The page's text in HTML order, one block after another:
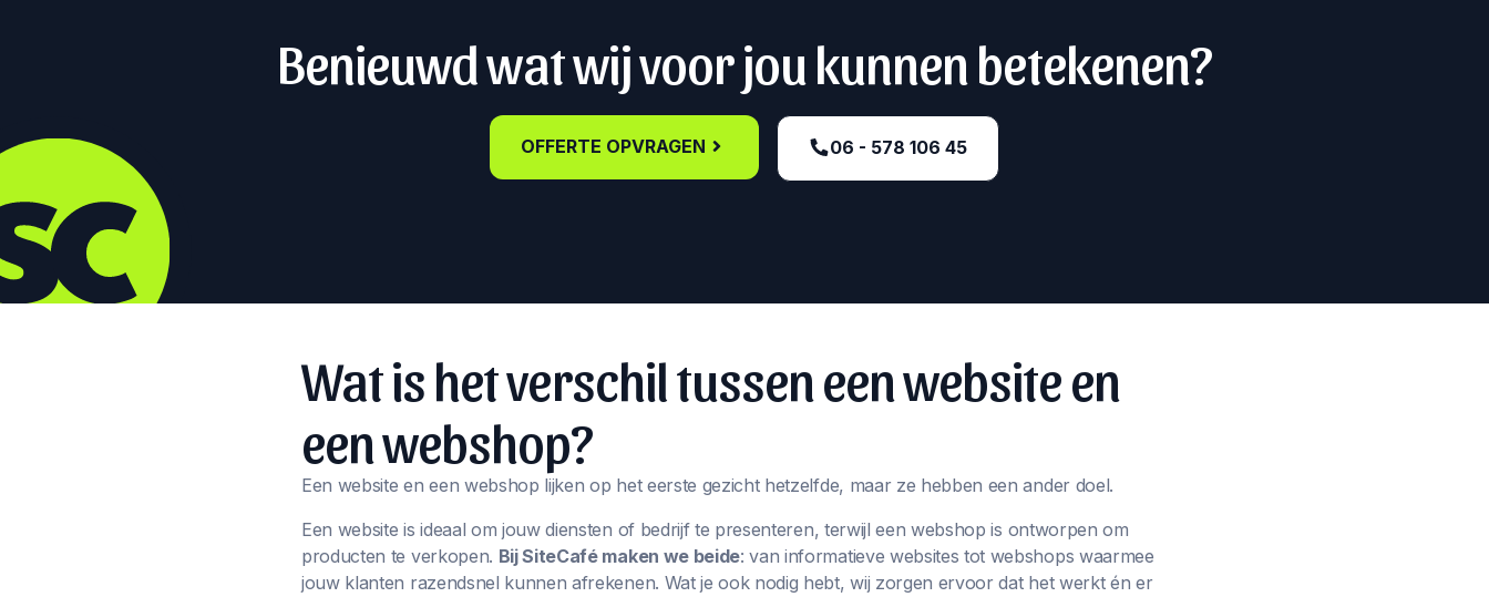
Benieuwd wat wij voor jou kunnen betekenen?
OFFERTE OPVRAGEN 06 - 578 106 45‬
Wat is het verschil tussen een website en
een webshop?
Een website en een webshop lijken op het eerste gezicht hetzelfde, maar ze hebben een ander doel.
Een website is ideaal om jouw diensten of bedrijf te presenteren, terwijl een webshop is ontworpen om
producten te verkopen. Bij SiteCafé maken we beide: van informatieve websites tot webshops waarmee
jouw klanten razendsnel kunnen afrekenen. Wat je ook nodig hebt, wij zorgen ervoor dat het werkt én er